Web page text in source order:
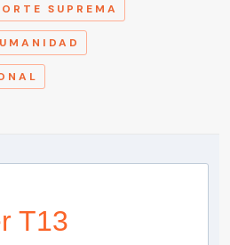
SUPREMA
T13